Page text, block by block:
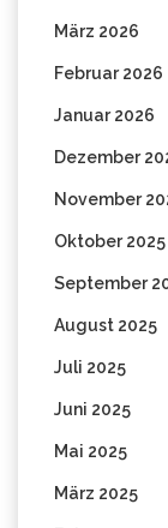
März 2026
Februar 2026
Januar 2026
Dezember
November
Oktober 2025
September
August 2025
Juli 2025
Juni 2025
Mai 2025
März 2025